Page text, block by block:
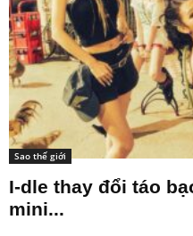
Sao thế giới
I-dle thay đổi táo
mini...